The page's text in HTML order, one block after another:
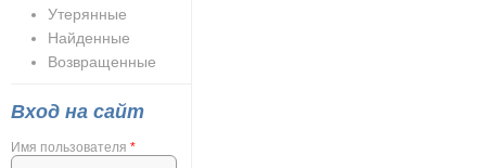
Утерянные
Найденные
Возвращенные
Вход на сайт
Имя пользователя *